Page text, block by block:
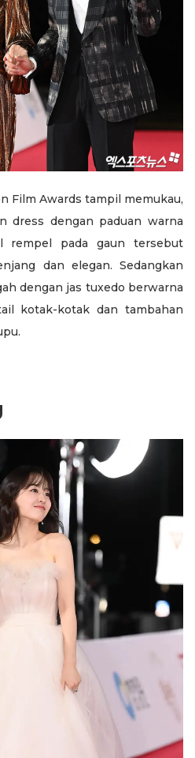
Film Awards tampil memukau,
dress dengan paduan warna
rempel pada gaun tersebut
dan elegan. Sedangkan
dengan jas tuxedo berwarna
kotak-kotak dan tambahan